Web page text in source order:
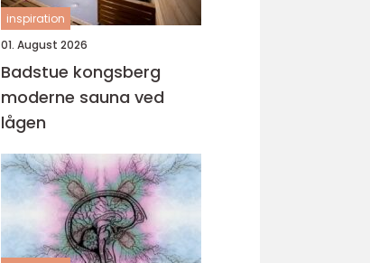
inspiration
01. August 2026
Badstue kongsberg
moderne sauna ved
lågen